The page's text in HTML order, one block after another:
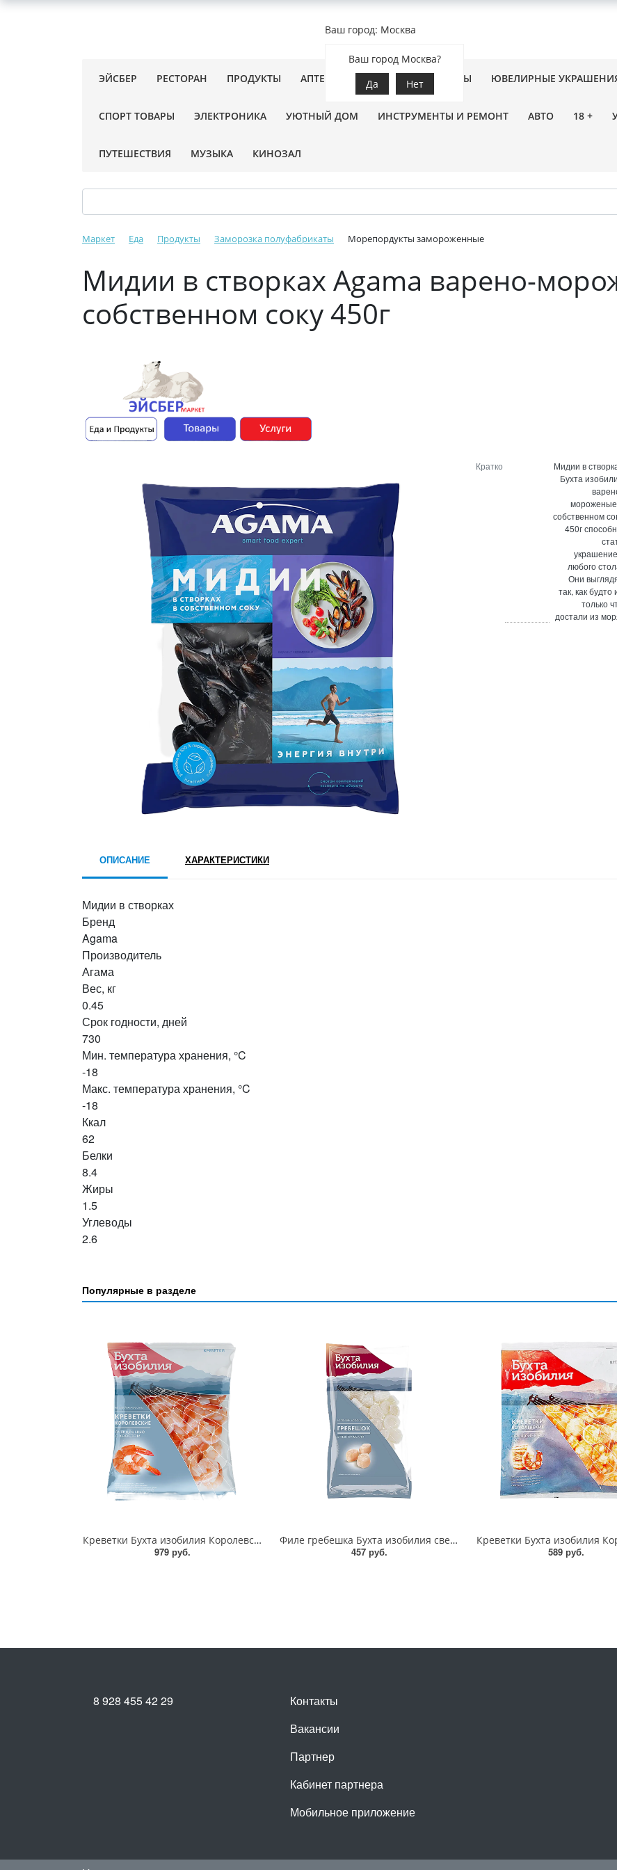
Ваш город: Москва
Ваш город Москва?
Да
Нет
ЭЙСБЕР РЕСТОРАН ПРОДУКТЫ АПТЕКА ЗООТОВАРЫ ЦВЕТЫ ЮВЕЛИРНЫЕ
СПОРТ ТОВАРЫ ЭЛЕКТРОНИКА УЮТНЫЙ ДОМ ИНСТРУМЕНТЫ И РЕМОНТ АВТО 18 +
ПУТЕШЕСТВИЯ МУЗЫКА КИНОЗАЛ
Маркет Еда Продукты Заморозка полуфабрикаты Морепордукты замороженные
Мидии в створках Agama варено-
собственном соку 450г
Кратко
Мидии в
Бухта
собственном
450г
любого
Они
так, как будто
только
достали из
ОПИСАНИЕ ХАРАКТЕРИСТИКИ
Мидии в створках
Бренд
Agama
Производитель
Агама
Вес, кг
0.45
Срок годности, дней
730
Мин. температура хранения, °C
-18
Макс. температура хранения, °C
-18
Ккал
62
Белки
8.4
Жиры
1.5
Углеводы
2.6
Популярные в разделе
Креветки Бухта изобилия Королевские очищенные с хвостом калибр варено-мороженные 50/60 10*500г
979 руб.
Филе гребешка Бухта изобилия свежемороженое 250г
457 руб.
589 руб.
Контакты
Вакансии
Партнер
Кабинет партнера
Мобильное приложение
8 928 455 42 29